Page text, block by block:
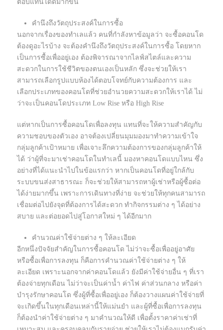
ตอบแทนได้ดีมากขึ้น
คำนึงถึงวัตถุประสงค์ในการซื้อ
นอกจากเรื่องของทำเลแล้ว คนที่กำลังหาข้อมูลว่า จะซื้อคอนโด
ต้องดูอะไรบ้าง จะต้องคำนึงถึงวัตถุประสงค์ในการซื้อ โดยหาก
เป็นการซื้อเพื่ออยู่เอง ต้องพิจารณาจากไลฟ์สไตล์และความ
สะดวกในการใช้ชีวิตของตนเองเป็นหลัก ซึ่งจะช่วยให้เรา
สามารถเลือกรูปแบบห้องได้ตอบโจทย์กับความต้องการ และ
เลือกประเภทของคอนโดที่ช่วยอำนวยความสะดวกให้เราได้ ไม่
ว่าจะเป็นคอนโดประเภท Low Rise หรือ High Rise
แต่หากเป็นการซื้อคอนโดเพื่อลงทุน แทนที่จะให้ความสำคัญกับ
ความชอบของตัวเอง อาจต้องเปลี่ยนมุมมองมาทำความเข้าใจ
กลุ่มลูกค้าเป้าหมาย เพื่อเจาะลึกความต้องการของกลุ่มลูกค้าให้
ได้ ว่าผู้ที่จะมาเช่าคอนโดในทำเลนี้ มองหาคอนโดแบบไหน ซึ่ง
อย่างที่ได้แนะนำไปในข้อแรกว่า หากเป็นคอนโดที่อยู่ใกล้กับ
ระบบขนส่งสาธารณะ ก็จะช่วยให้สามารถหาผู้เช่าหรือผู้ซื้อต่อ
ได้ง่ายมากขึ้น เพราะการเดินทางที่ง่าย จะช่วยให้ทุกคนสามารถ
เชื่อมต่อไปยังจุดที่ต้องการได้สะดวก ทำกิจกรรมต่าง ๆ ได้อย่าง
สบาย และต่อยอดไปสู่โอกาสใหม่ ๆ ได้อีกมาก
คำนวณค่าใช้จ่ายต่าง ๆ ให้ละเอียด
อีกหนึ่งปัจจัยสำคัญในการซื้อคอนโด ไม่ว่าจะซื้อเพื่ออยู่อาศัย
หรือซื้อเพื่อการลงทุน ก็คือการคำนวณค่าใช้จ่ายต่าง ๆ ให้
ละเอียด เพราะนอกจากค่าคอนโดแล้ว ยังมีค่าใช้จ่ายอื่น ๆ ที่เรา
ต้องจ่ายทุกเดือน ไม่ว่าจะเป็นค่าน้ำ ค่าไฟ ค่าส่วนกลาง หรือค่า
บำรุงรักษาคอนโด ซึ่งผู้ที่ซื้อเพื่ออยู่เอง ก็ต้องวางแผนค่าใช้จ่ายที่
จะเกิดขึ้นในทุกเดือนเหล่านี้ให้แม่นยำ และผู้ที่ซื้อเพื่อการลงทุน
ก็ต้องนำค่าใช้จ่ายต่าง ๆ มาคำนวณให้ดี เพื่อตั้งราคาค่าเช่าที่